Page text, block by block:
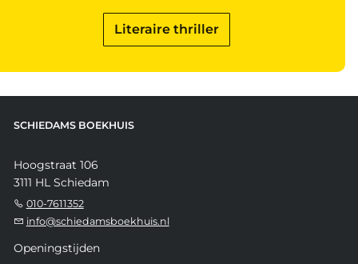
Literaire thriller
SCHIEDAMS BOEKHUIS
Hoogstraat 106
3111 HL Schiedam
010-7611352
info@schiedamsboekhuis.nl
Openingstijden